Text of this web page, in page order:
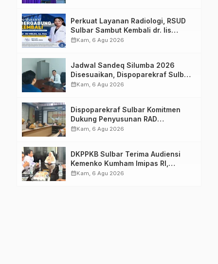
Perkuat Layanan Radiologi, RSUD
Sulbar Sambut Kembali dr. Iis
Imelda, Sp.Rad
calendar_monthKam, 6 Agu 2026
Jadwal Sandeq Silumba 2026
Disesuaikan, Dispoparekraf Sulbar
Pastikan Persiapan Tetap
calendar_monthKam, 6 Agu 2026
Dispoparekraf Sulbar Komitmen
Dukung Penyusunan RAD
TPB/SDGs Sulawesi Barat
calendar_monthKam, 6 Agu 2026
DKPPKB Sulbar Terima Audiensi
Kemenko Kumham Imipas RI,
Perkuat Pelayanan Kesehatan bagi
calendar_monthKam, 6 Agu 2026